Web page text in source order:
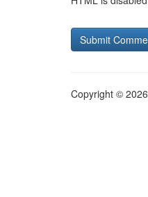
Copyright ©